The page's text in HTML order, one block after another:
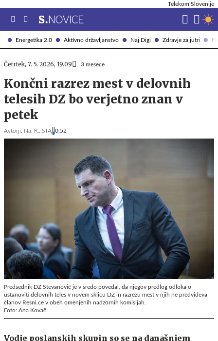
Energetika 2.0 Aktivno državljanstvo Naj Digi Zdravje za jutri
Telekom Slovenije
Četrtek, 7. 5. 2026, 19.09 3 mesece
Končni razrez mest v delovnih
telesih DZ bo verjetno znan v
petek
Avtorji: Na. R., STA 0,52
Predsednik DZ Stevanović je v sredo povedal, da njegov predlog odloka o
ustanoviti delovnih teles v novem sklicu DZ in razrezu mest v njih ne predvideva
članov Resni.ce v obeh omenjenih nadzornih komisijah.
Foto: Ana Kovač
Vodje poslanskih skupin so se na današnjem